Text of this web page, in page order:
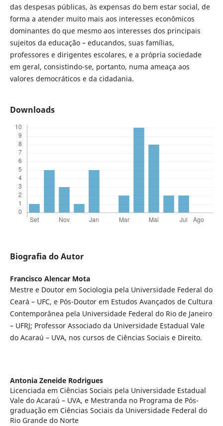
das despesas públicas, às expensas do bem estar social, de
forma a atender muito mais aos interesses econômicos
dominantes do que mesmo aos interesses dos principais
sujeitos da educação – educandos, suas famílias,
professores e dirigentes escolares, e a própria sociedade
em geral, consistindo-se, portanto, numa ameaça aos
valores democráticos e da cidadania.
Downloads
Biografia do Autor
Francisco Alencar Mota
Mestre e Doutor em Sociologia pela Universidade Federal do
Ceará – UFC, e Pós-Doutor em Estudos Avançados de Cultura
Contemporânea pela Universidade Federal do Rio de Janeiro
– UFRJ; Professor Associado da Universidade Estadual Vale
do Acaraú – UVA, nos cursos de Ciências Sociais e Direito.
Antonia Zeneide Rodrigues
Licenciada em Ciências Sociais pela Universidade Estadual
Vale do Acaraú – UVA, e Mestranda no Programa de Pós-
graduação em Ciências Sociais da Universidade Federal do
Rio Grande do Norte